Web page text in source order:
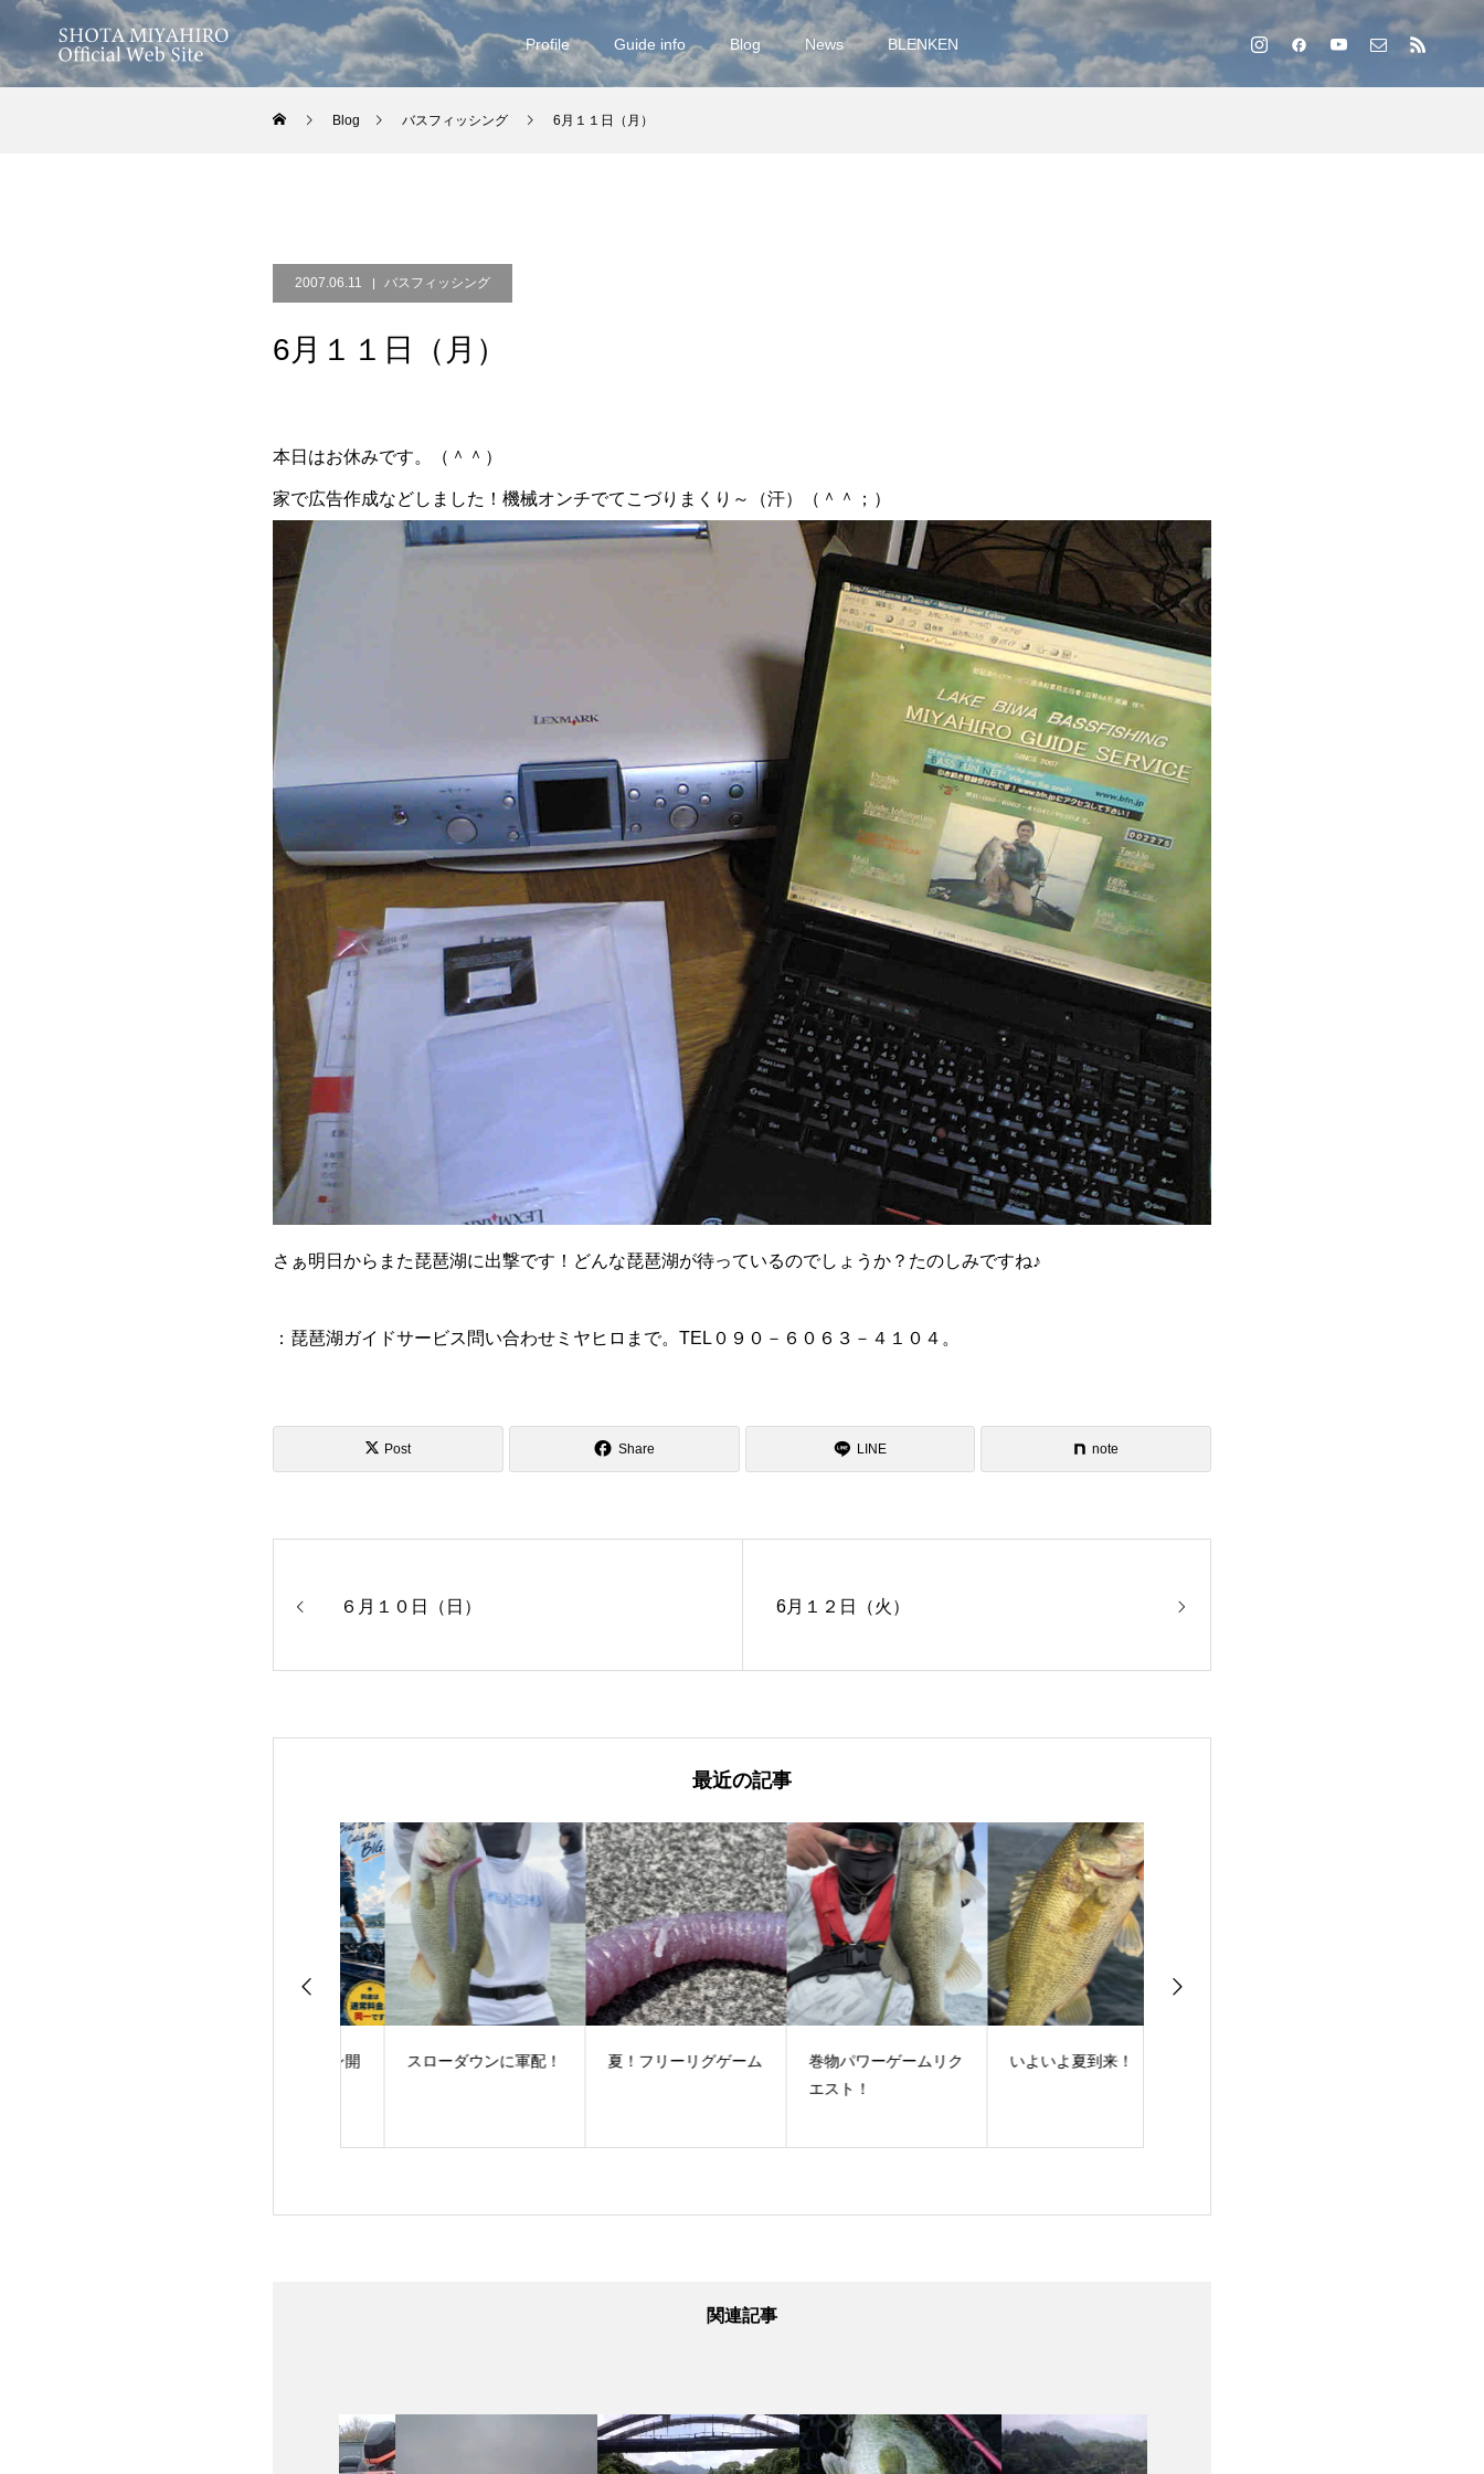
Profile Guide info Blog News BLENKEN
Blog バスフィッシング 6月１１日（月）
2007.06.11 バスフィッシング
6月１１日（月）
本日はお休みです。（＾＾）
家で広告作成などしました！機械オンチでてこづりまくり～（汗）（＾＾；）
さぁ明日からまた琵琶湖に出撃です！どんな琵琶湖が待っているのでしょうか？たのしみですね♪
：琵琶湖ガイドサービス問い合わせミヤヒロまで。TEL０９０－６０６３－４１０４。
Post Share LINE note
６月１０日（日） 6月１２日（火）
最近の記事
スローダウンに軍配！ 夏！フリーリグゲーム
巻物パワーゲームリク
エスト！
いよいよ夏到来！
関連記事